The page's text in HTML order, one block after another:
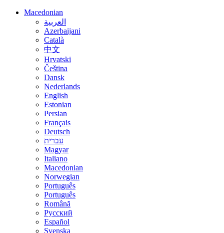
Macedonian
العربية
Azerbaijani
Català
中文
Hrvatski
Čeština
Dansk
Nederlands
English
Estonian
Persian
Français
Deutsch
עברית
Magyar
Italiano
Macedonian
Norwegian
Português
Português
Română
Русский
Español
Svenska